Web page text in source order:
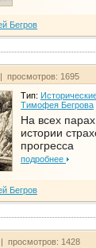
Бегров
просмотров: 1695
Тип:
Тимофея Бегрова
На всех
истории
прогресса
подробнее
Бегров
просмотров: 1428